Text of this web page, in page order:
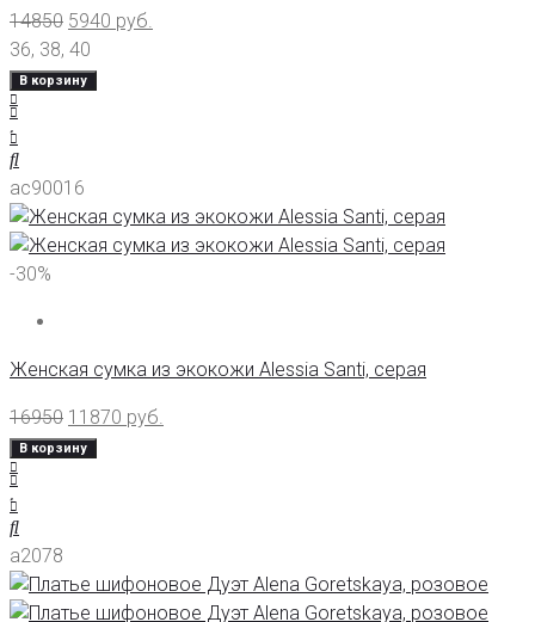
14850 5940 руб.
36, 38, 40
В корзину
ас90016
-30%
Женская сумка из экокожи Alessia Santi, серая
16950 11870 руб.
В корзину
а2078